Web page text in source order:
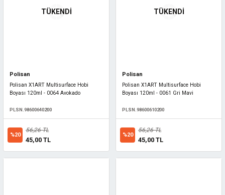
TÜKENDİ
Polisan
Polisan X1ART Multisurface Hobi
Boyası 120ml - 0064 Avokado
PLSN.98600640200
%20
56,26 TL
45,00 TL
TÜKENDİ
Polisan
Polisan X1ART Multisurface Hobi
Boyası 120ml - 0061 Gri Mavi
PLSN.98600610200
%20
56,26 TL
45,00 TL